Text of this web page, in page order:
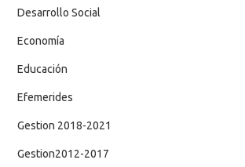
Desarrollo Social
Economía
Educación
Efemerides
Gestion 2018-2021
Gestion2012-2017